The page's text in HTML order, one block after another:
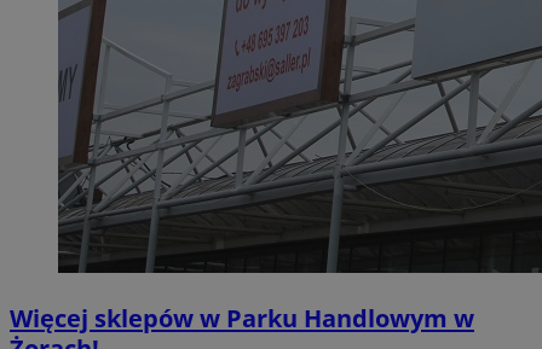
Więcej sklepów w Parku Handlowym w